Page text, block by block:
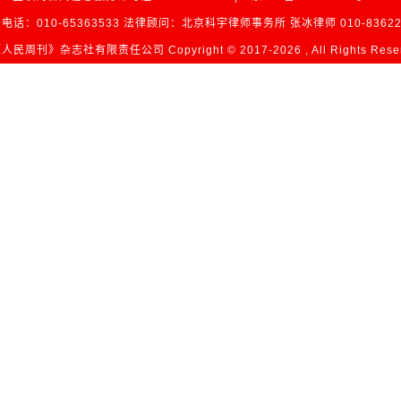
电话：010-65363533 法律顾问：北京科宇律师事务所 张冰律师 010-
人民周刊》杂志社有限责任公司 Copyright © 2017-2026 , All Rights